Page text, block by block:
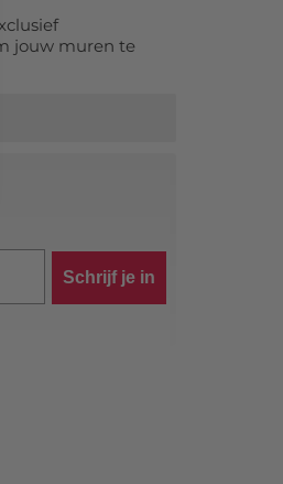
jouw muren te
Schrijf je in